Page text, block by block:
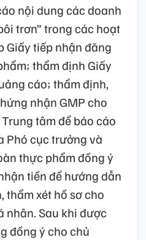
nội dung các doanh
trơn” trong các hoạt
Giấy tiếp nhận đăng
thẩm định Giấy
cáo; thẩm định,
nhận GMP cho
tâm để báo cáo
Phó cục trưởng và
thực phẩm đồng ý
tiền để hướng dẫn
thẩm xét hồ sơ cho
nhân. Sau khi được
đồng ý cho chủ